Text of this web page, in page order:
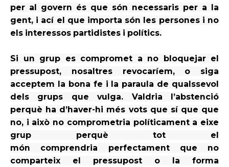
per al govern és que són necessaris per a la
gent, i ací el que importa són les persones i no
els interessos partidistes i polítics.
Si un grup es compromet a no bloquejar el
pressupost, nosaltres
revocaríem, o siga
acceptem la bona fe i la paraula de qualssevol
dels grups que
vulga. Valdria l’abstenció
perquè ha d’haver-hi més vots que sí que que
no, i això no comprometria políticament a eixe
grup perquè tot el
món
comprendria
perfectament que no
comparteix el pressupost o la forma